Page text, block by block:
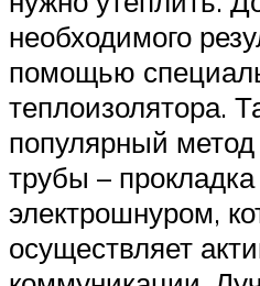
необходимого
помощью
теплоизолятора.
популярный
трубы –
электрошнуром,
осуществляет